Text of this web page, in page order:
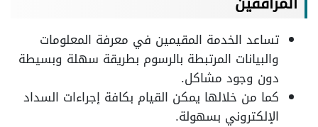
تساعد الخدمة المقيمين في معرفة المعلومات
والبيانات المرتبطة بالرسوم بطريقة سهلة وبسيطة
دون وجود مشاكل.
كما من خلالها يمكن القيام بكافة إجراءات السداد
الإلكتروني بسهولة.